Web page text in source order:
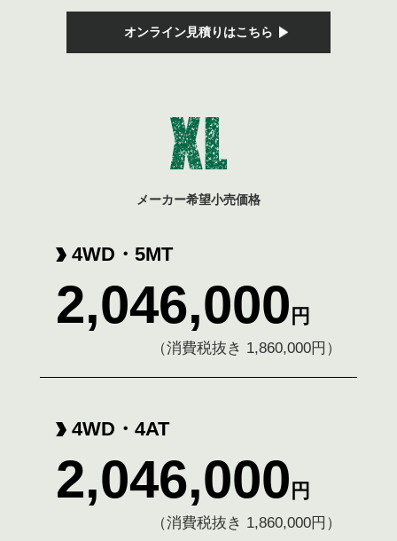
オンライン見積りはこちら
メーカー希望小売価格
4WD・5MT
2,046,000 円
（消費税抜き 1,860,000円）
4WD・4AT
2,046,000 円
（消費税抜き 1,860,000円）